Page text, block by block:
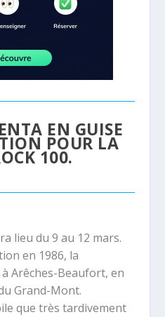
EN GUISE
POUR LA
100.
lieu du 9 au 12 mars.
en 1986, la
Arêches-Beaufort, en
Grand-Mont.
que très tardivement